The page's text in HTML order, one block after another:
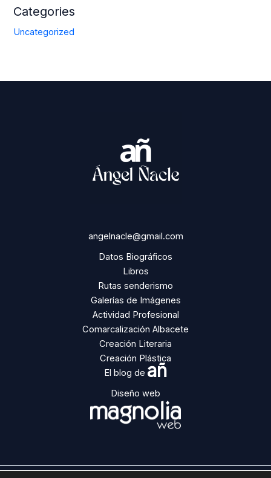
Categories
Uncategorized
angelnacle@gmail.com
Datos Biográficos
Libros
Rutas senderismo
Galerías de Imágenes
Actividad Profesional
Comarcalización Albacete
Creación Literaria
Creación Plástica
El blog de añ
Diseño web